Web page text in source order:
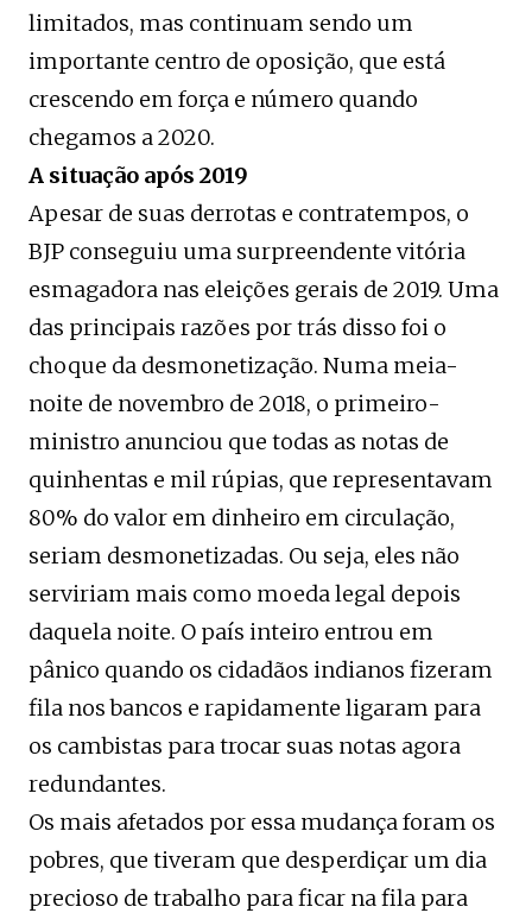
limitados, mas continuam sendo um
importante centro de oposição, que está
crescendo em força e número quando
chegamos a 2020.
A situação após 2019
Apesar de suas derrotas e contratempos, o
BJP conseguiu uma surpreendente vitória
esmagadora nas eleições gerais de 2019. Uma
das principais razões por trás disso foi o
choque da desmonetização. Numa meia-
noite de novembro de 2018, o primeiro-
ministro anunciou que todas as notas de
quinhentas e mil rúpias, que representavam
80% do valor em dinheiro em circulação,
seriam desmonetizadas. Ou seja, eles não
serviriam mais como moeda legal depois
daquela noite. O país inteiro entrou em
pânico quando os cidadãos indianos fizeram
fila nos bancos e rapidamente ligaram para
os cambistas para trocar suas notas agora
redundantes.
Os mais afetados por essa mudança foram os
pobres, que tiveram que desperdiçar um dia
precioso de trabalho para ficar na fila para